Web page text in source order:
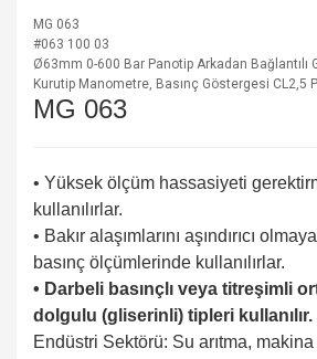
MG 063
#063 100 03
Ø63mm 0-600 Bar Panotip Arkadan Bağlantılı
Kurutip Manometre, Basınç Göstergesi CL2,5
MG 063
• Yüksek ölçüm hassasiyeti
kullanılırlar.
• Bakır alaşımlarını aşındırıcı
basınç ölçümlerinde kullanılırlar.
• Darbeli basınçlı veya titreşimli
dolgulu (gliserinli) tipleri kullanılır.
Endüstri Sektörü: Su arıtma, makina